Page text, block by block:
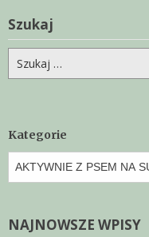
Szukaj
Szukaj:
Kategorie
Kategorie
NAJNOWSZE WPISY